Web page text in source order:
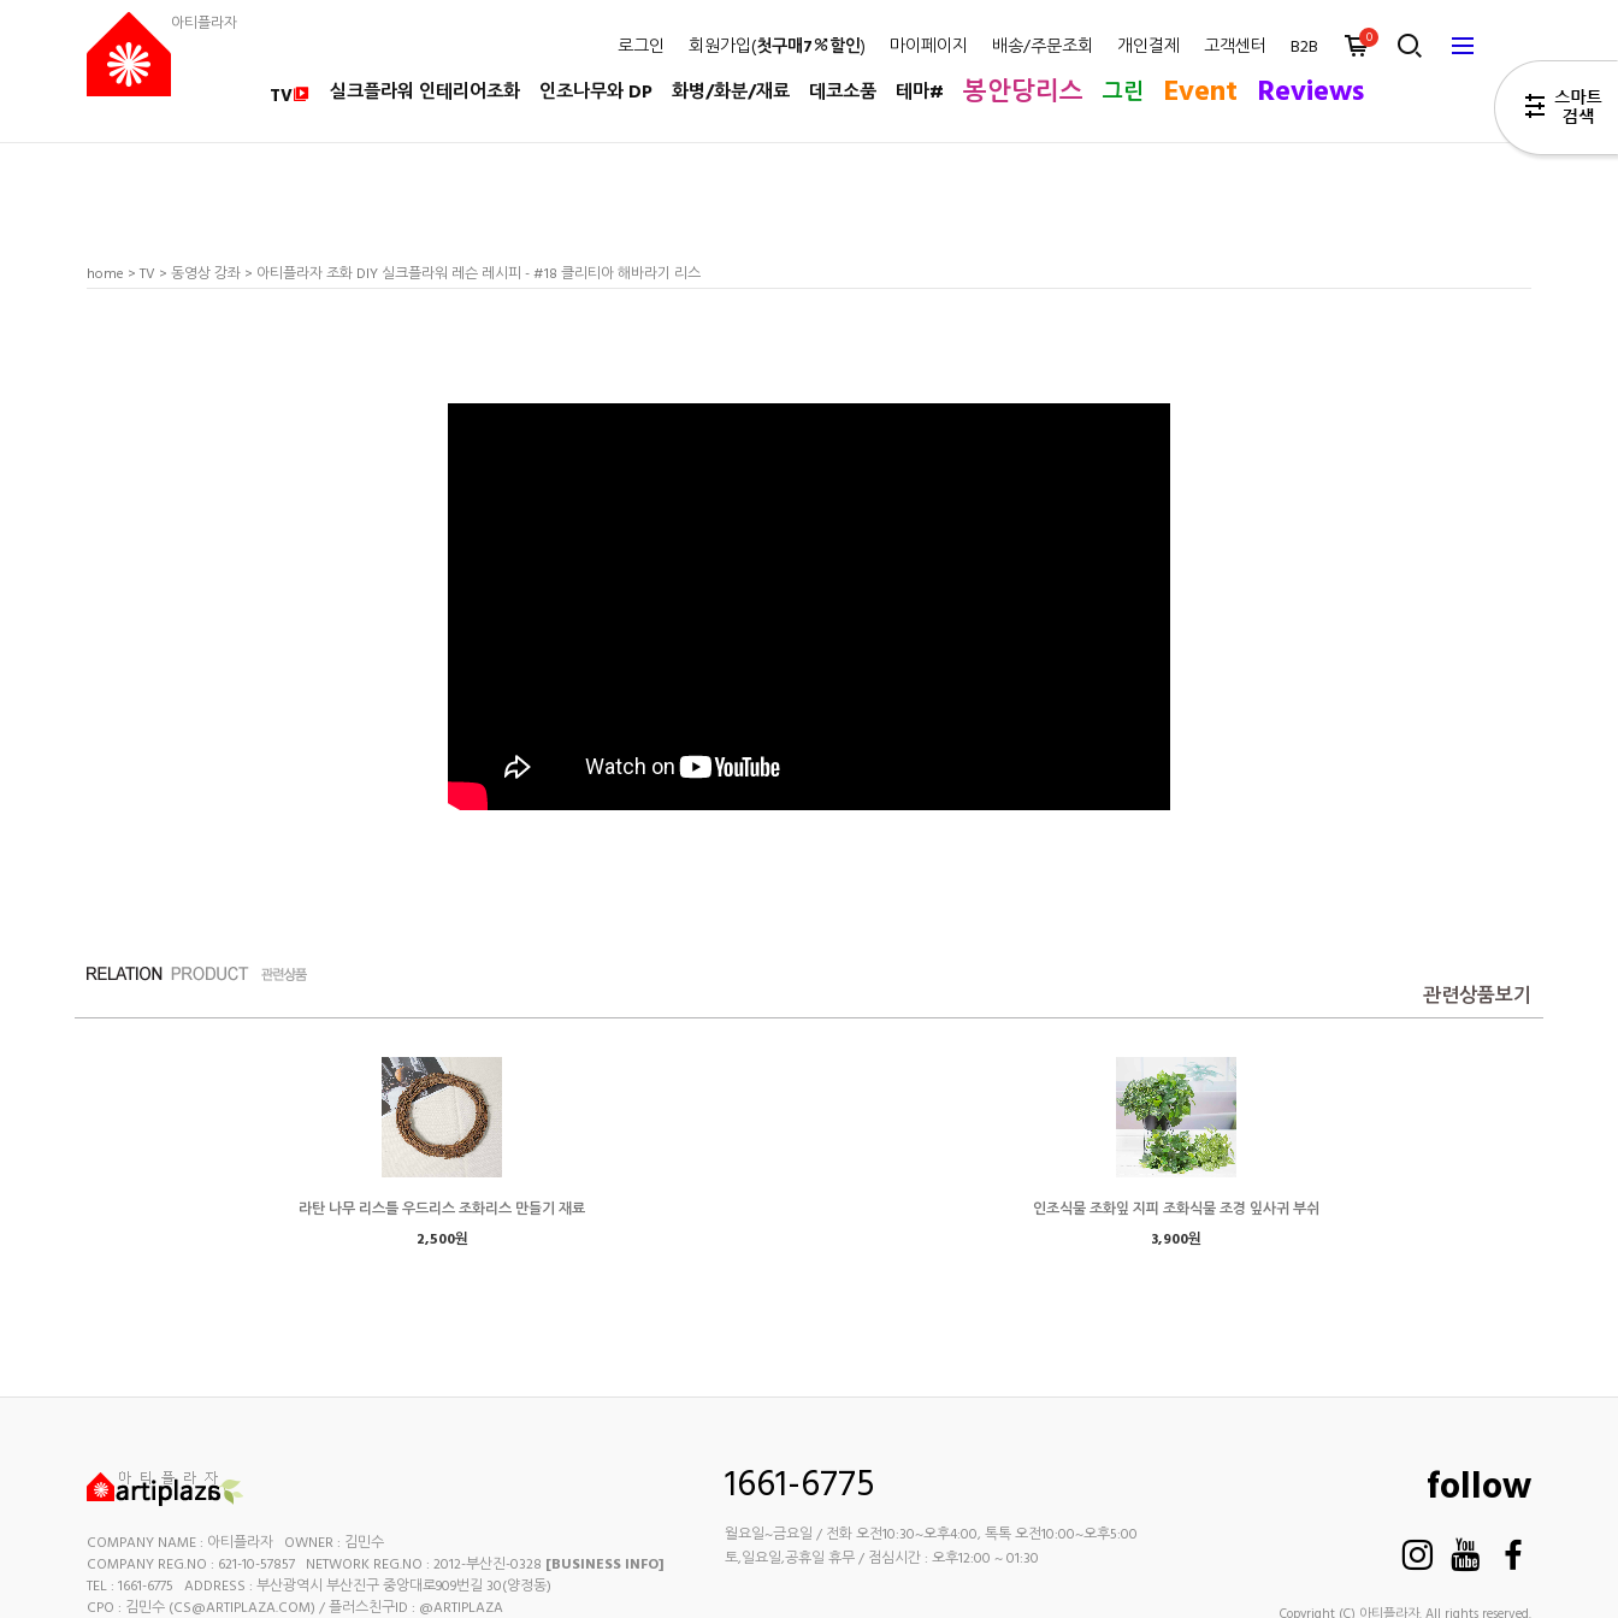
아티플라자
로그인 회원가입(첫구매7 할인) 마이페이지 배송/주문조회 개인결제 고객센터 B2B 0
TV 실크플라워 인테리어조화 인조나무와 DP 화병/화분/재료 데코소품 테마# 봉안당리스 그린 Event Reviews
home > TV > 동영상 강좌 > 아티플라자 조화 DIY 실크플라워 레슨 레시피 - #18 클리티아 해바라기 리스
관련상품보기
라탄 나무 리스틀 우드리스 조화리스 만들기 재료
2,500원
인조식물 조화잎 지피 조화식물 조경 잎사귀 부쉬
3,900원
COMPANY NAME : 아티플라자 OWNER : 김민수
COMPANY REG.NO : 621-10-57857 NETWORK REG.NO : 2012-부산진-0328 [BUSINESS INFO]
TEL : 1661-6775 ADDRESS : 부산광역시 부산진구 중앙대로909번길 30(양정동)
CPO : 김민수 (CS@ARTIPLAZA.COM) / 플러스친구ID : @ARTIPLAZA
1661-6775
월요일~금요일 / 전화 오전10:30~오후4:00, 톡톡 오전10:00~오후5:00
토,일요일,공휴일 휴무 / 점심시간 : 오후12:00 ~ 01:30
follow